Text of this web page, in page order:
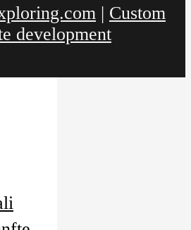
| Custom
development